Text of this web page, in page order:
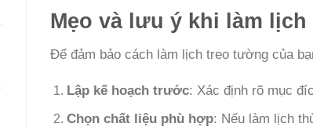
Mẹo và lưu ý khi làm
Để đảm bảo cách làm lịch treo tường của
Lập kế hoạch trước: Xác định rõ mục
Chọn chất liệu phù hợp: Nếu làm lịch